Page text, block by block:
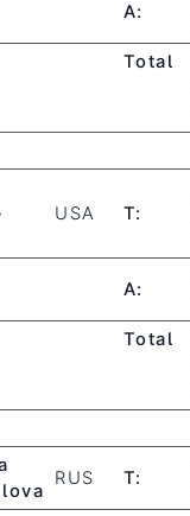
A:
Total
USA T:
A:
Total
RUS T: